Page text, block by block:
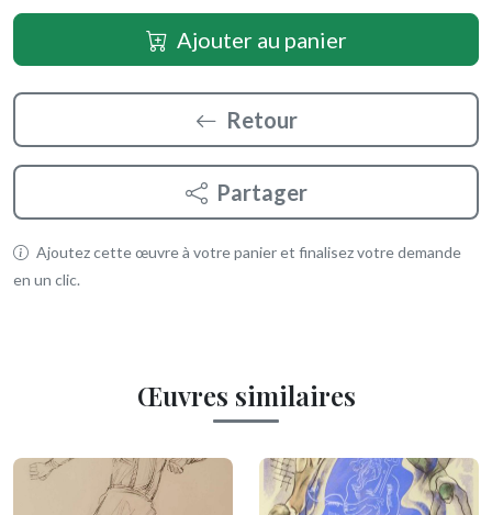
Ajouter au panier
Retour
Partager
Ajoutez cette œuvre à votre panier et finalisez votre demande
en un clic.
Œuvres similaires